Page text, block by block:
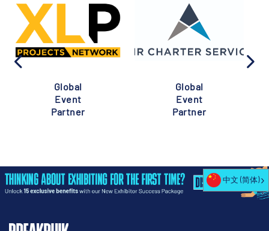
Global
Event
Partner
Global
Event
Partner
中文 (简体)